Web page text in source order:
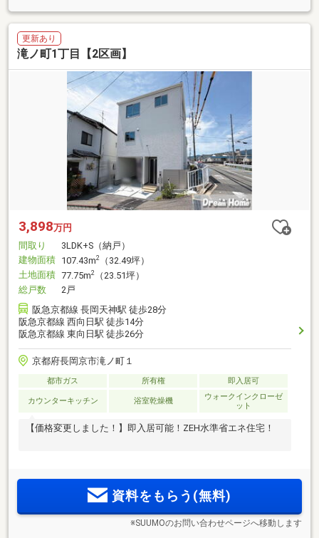
更新あり
滝ノ町1丁目【2区画】
3,898万円
間取り
3LDK+S（納戸）
建物面積 107.43m2
（32.49坪）
土地面積 77.75m2
（23.51坪）
総戸数
2戸
阪急京都線 長岡天神駅 徒歩28分
阪急京都線 西向日駅 徒歩14分
阪急京都線 東向日駅 徒歩26分
京都府長岡京市滝ノ町１
都市ガス 所有権 即入居可
カウンターキッチン 浴室乾燥機
ウォークインクローゼ
ット
【価格変更しました！】即入居可能！ZEH水準省エネ住宅！
資料をもらう(無料)
※SUUMOのお問い合わせページへ移動します